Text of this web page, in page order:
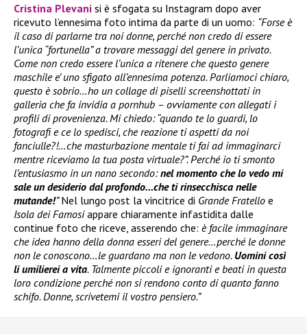
Cristina Plevani si è sfogata su Instagram dopo aver
ricevuto l’ennesima foto intima da parte di un uomo: “Forse è
il caso di parlarne tra noi donne, perché non credo di essere
l’unica “fortunella” a trovare messaggi del genere in privato.
Come non credo essere l’unica a ritenere che questo genere
maschile e’ uno sfigato all’ennesima potenza. Parliamoci chiaro,
questo è sobrio…ho un collage di piselli screenshottati in
galleria che fa invidia a pornhub – ovviamente con allegati i
profili di provenienza. Mi chiedo: “quando te lo guardi, lo
fotografi e ce lo spedisci, che reazione ti aspetti da noi
fanciulle?!…che masturbazione mentale ti fai ad immaginarci
mentre riceviamo la tua posta virtuale?”. Perché io ti smonto
l’entusiasmo in un nano secondo:nel momento che lo vedo mi
sale un desiderio dal profondo…che ti rinsecchisca nelle
mutande!”Nel lungo post la vincitrice di Grande Fratello e
Isola dei Famosiappare chiaramente infastidita dalle
continue foto che riceve, asserendo che: è facile immaginare
che idea hanno della donna esseri del genere…perché le donne
non le conoscono…le guardano ma non le vedono. Uomini così
li umilierei a vita. Talmente piccoli e ignoranti e beati in questa
loro condizione perché non si rendono conto di quanto fanno
schifo. Donne, scrivetemi il vostro pensiero.”